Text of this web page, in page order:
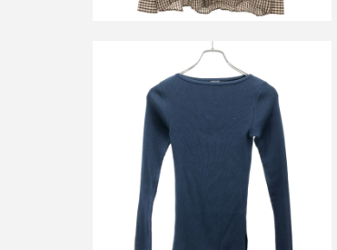
オーラリーフォーロンハーマン 25SS
シルクリブニットトップス
買取金額8,400円